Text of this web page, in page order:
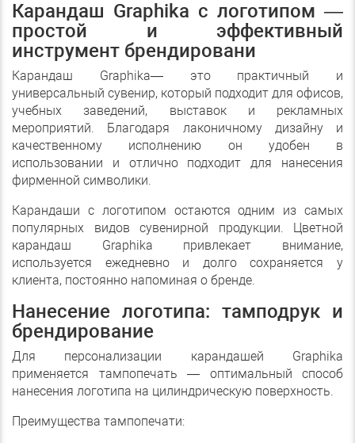
Карандаш Graphika с логотипом —
простой и эффективный
инструмент брендировани
Карандаш Graphika— это практичный и
универсальный сувенир, который подходит для офисов,
учебных заведений, выставок и рекламных
мероприятий. Благодаря лаконичному дизайну и
качественному исполнению он удобен в
использовании и отлично подходит для нанесения
фирменной символики.
Карандаши с логотипом остаются одним из самых
популярных видов сувенирной продукции. Цветной
карандаш Graphika привлекает внимание,
используется ежедневно и долго сохраняется у
клиента, постоянно напоминая о бренде.
Нанесение логотипа: тамподрук и
брендирование
Для персонализации карандашей Graphika
применяется тампопечать — оптимальный способ
нанесения логотипа на цилиндрическую поверхность.
Преимущества тампопечати: